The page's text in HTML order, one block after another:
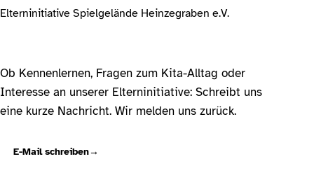
Elterninitiative Spielgelände Heinzegraben e.V.
Ob Kennenlernen, Fragen zum Kita-Alltag oder
Interesse an unserer Elterninitiative: Schreibt uns
eine kurze Nachricht. Wir melden uns zurück.
E-Mail schreiben→